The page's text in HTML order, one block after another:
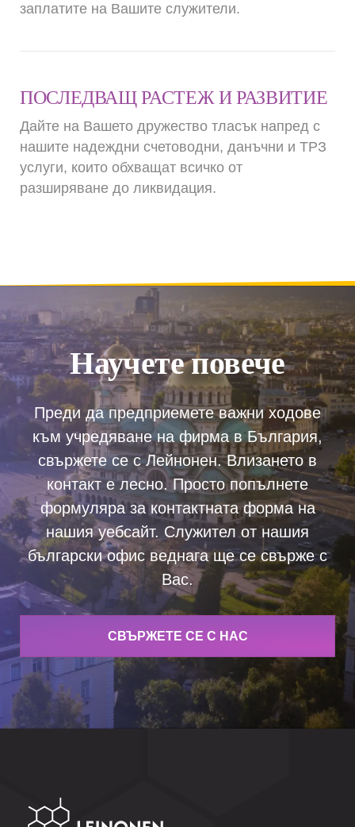
заплатите на Вашите служители.
ПОСЛЕДВАЩ РАСТЕЖ И РАЗВИТИЕ
Дайте на Вашето дружество тласък напред с
нашите надеждни счетоводни, данъчни и ТРЗ
услуги, които обхващат всичко от
разширяване до ликвидация.
Научете повече
Преди да предприемете важни ходове
към учредяване на фирма в България,
свържете се с Лейнонен. Влизането в
контакт е лесно. Просто попълнете
формуляра за контактната форма на
нашия уебсайт. Служител от нашия
български офис веднага ще се свърже с
Вас.
СВЪРЖЕТЕ СЕ С НАС